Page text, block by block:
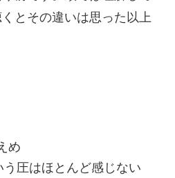
とその違いは思った以上
め
う圧はほとんど感じない